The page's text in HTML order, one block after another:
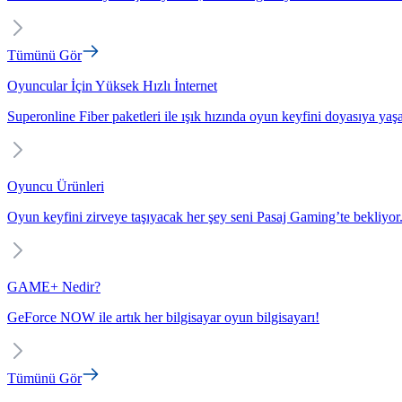
Tümünü Gör
Oyuncular İçin Yüksek Hızlı İnternet
Superonline Fiber paketleri ile ışık hızında oyun keyfini doyasıya
Oyuncu Ürünleri
Oyun keyfini zirveye taşıyacak her şey seni Pasaj Gaming’te bekliyor.
GAME+ Nedir?
GeForce NOW ile artık her bilgisayar oyun bilgisayarı!
Tümünü Gör